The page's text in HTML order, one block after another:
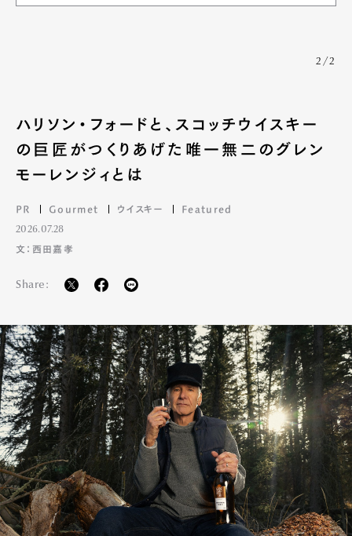
2/2
ハリソン・フォードと、スコッチウイスキー
の巨匠がつくりあげた唯一無二のグレン
モーレンジィとは
PR Gourmet ウイスキー Featured
2026.07.28
文：西田嘉孝
Share: